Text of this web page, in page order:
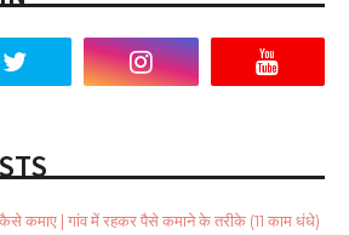
कमाए | गांव में रहकर पैसे कमाने के तरीके (11 काम धंधे)